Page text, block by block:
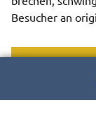
Besucher an
Wichtig für
Kosten: 60€